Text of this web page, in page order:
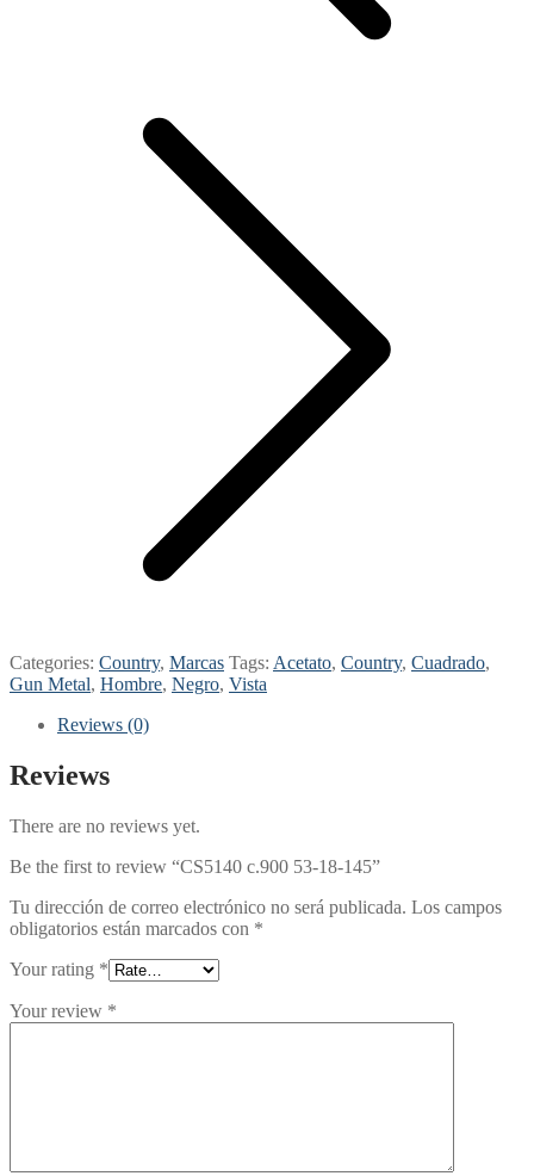
Categories: Country, Marcas Tags: Acetato, Country, Cuadrado,
Gun Metal, Hombre, Negro, Vista
Reviews (0)
Reviews
There are no reviews yet.
Be the first to review “CS5140 c.900 53-18-145”
Tu dirección de correo electrónico no será publicada. Los campos
obligatorios están marcados con *
Your rating *
Your review *